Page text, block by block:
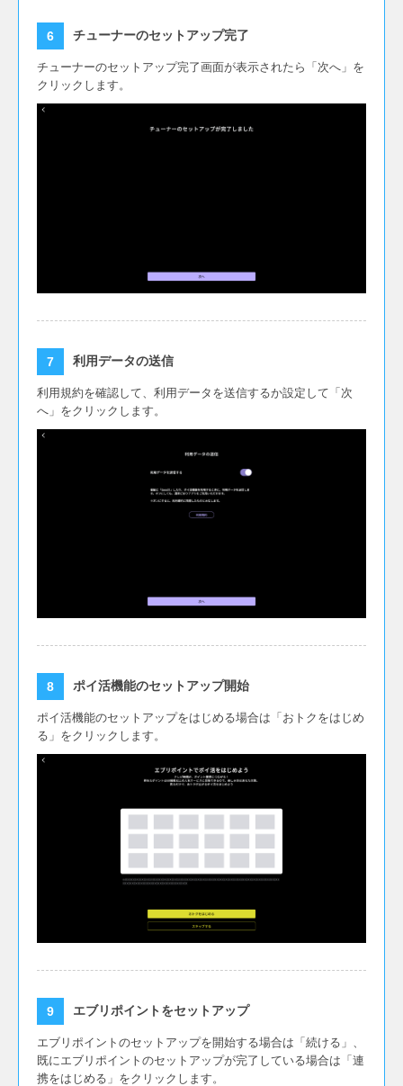
チューナーのセットアップ完了
チューナーのセットアップ完了画面が表示されたら「次へ」を
クリックします。
利用データの送信
利用規約を確認して、利用データを送信するか設定して「次
へ」をクリックします。
ポイ活機能のセットアップ開始
ポイ活機能のセットアップをはじめる場合は「おトクをはじめ
る」をクリックします。
エブリポイントをセットアップ
エブリポイントのセットアップを開始する場合は「続ける」、
既にエブリポイントのセットアップが完了している場合は「連
携をはじめる」をクリックします。